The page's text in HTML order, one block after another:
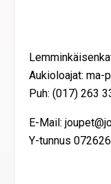
Aukioloajat: ma-
Puh: (017) 263
E-Mail:
Y-tunnus